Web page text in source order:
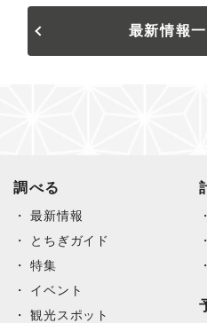
最新情報
調べる
最新情報
とちぎガイド
特集
イベント
観光スポット